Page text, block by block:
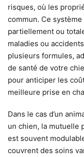
risques, où les
commun. Ce
partiellement ou
maladies ou
plusieurs formules,
de santé de votre
pour anticiper les
meilleure prise en
Dans le cas d’un
un chien, la mutuelle
est souvent
couvrent des soins